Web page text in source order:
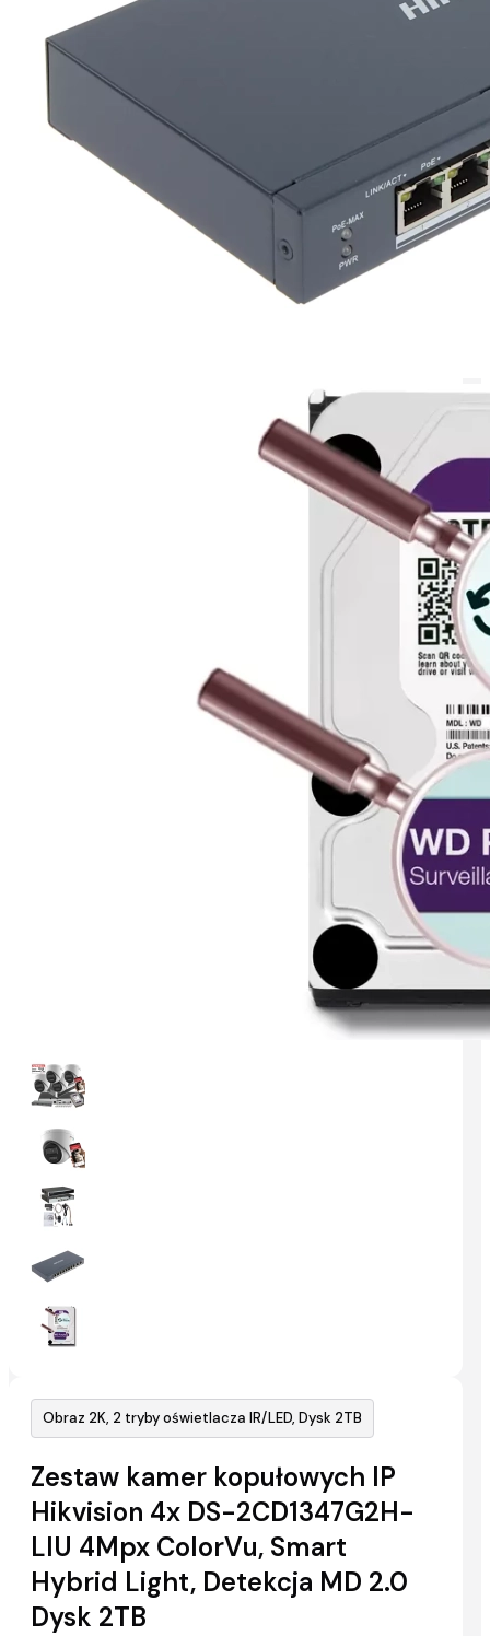
Obraz 2K, 2 tryby oświetlacza IR/LED, Dysk 2TB
Zestaw kamer kopułowych IP
Hikvision 4x DS-2CD1347G2H-
LIU 4Mpx ColorVu, Smart
Hybrid Light, Detekcja MD 2.0
Dysk 2TB